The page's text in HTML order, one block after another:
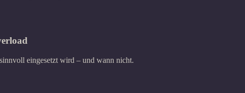
eingesetzt wird – und wann nicht.